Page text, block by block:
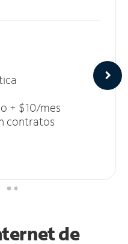
+ $10/mes
contratos
de